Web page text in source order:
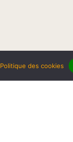
Politique des cookies